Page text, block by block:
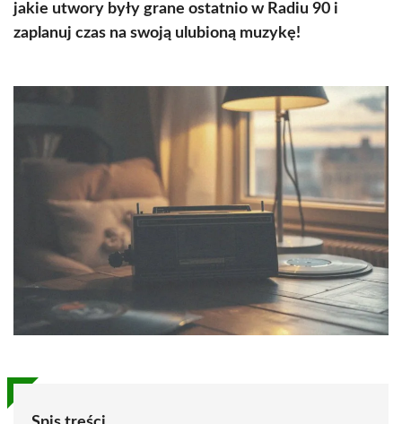
jakie utwory były grane ostatnio w Radiu 90 i
zaplanuj czas na swoją ulubioną muzykę!